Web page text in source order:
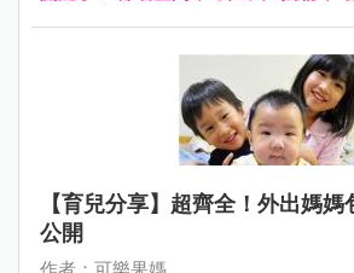
【育兒分享】超齊全！外出媽
公開